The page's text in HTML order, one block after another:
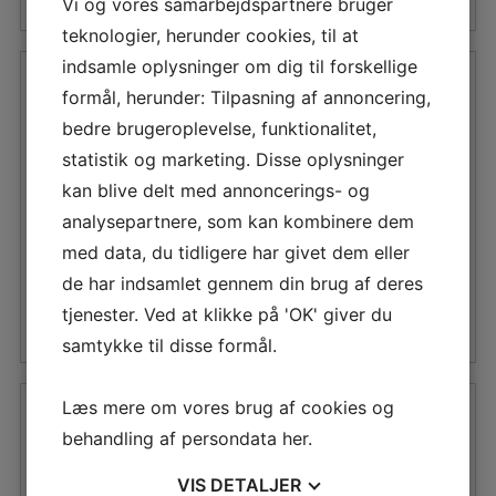
329,00 DKK.246,75 DKK.
1.600,00 DKK.
YACHTING
TERMO/HYGROMETER
4″
Den
oprindelige
pris
var:
284,25DKKDen
aktuelle
pris
er:
LÆS MERE
TERMO/HYGROMETER
105 MM RF
Den
oprindelige
pris
var:
486,75 DKKDen
pris
LÆS MERE
OPTIMUMTIME OS3
teknologier, herunder cookies, til at
indsamle oplysninger om dig til forskellige
formål, herunder: Tilpasning af annoncering,
bedre brugeroplevelse, funktionalitet,
statistik og marketing. Disse oplysninger
kan blive delt med annoncerings- og
analysepartnere, som kan kombinere dem
med data, du tidligere har givet dem eller
de har indsamlet gennem din brug af deres
tjenester. Ved at klikke på 'OK' giver du
samtykke til disse formål.
Læs mere om vores brug af cookies og
behandling af persondata her.
VIS DETALJER